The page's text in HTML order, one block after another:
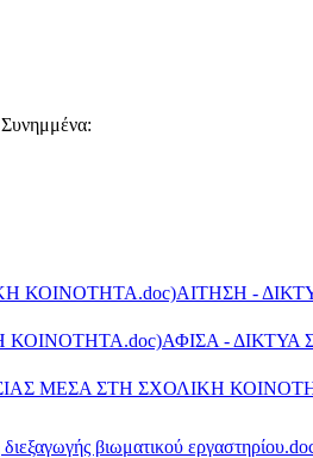
Συνημμένα:
ΑΙΤΗΣΗ -
ΑΦΙΣΑ -
βιωματικού